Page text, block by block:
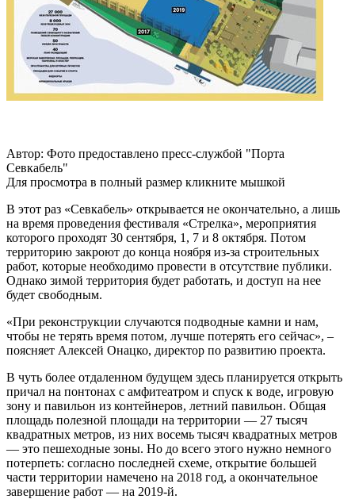
Автор: Фото предоставлено пресс-службой "Порта
Севкабель"
Для просмотра в полный размер кликните мышкой
В этот раз «Севкабель» открывается не окончательно, а лишь
на время проведения фестиваля «Стрелка», мероприятия
которого проходят 30 сентября, 1, 7 и 8 октября. Потом
территорию закроют до конца ноября из-за строительных
работ, которые необходимо провести в отсутствие публики.
Однако зимой территория будет работать, и доступ на нее
будет свободным.
«При реконструкции случаются подводные камни и нам,
чтобы не терять время потом, лучше потерять его сейчас», –
поясняет Алексей Онацко, директор по развитию проекта.
В чуть более отдаленном будущем здесь планируется открыть
причал на понтонах с амфитеатром и спуск к воде, игровую
зону и павильон из контейнеров, летний павильон. Общая
площадь полезной площади на территории — 27 тысяч
квадратных метров, из них восемь тысяч квадратных метров
— это пешеходные зоны. Но до всего этого нужно немного
потерпеть: согласно последней схеме, открытие большей
части территории намечено на 2018 год, а окончательное
завершение работ — на 2019-й.